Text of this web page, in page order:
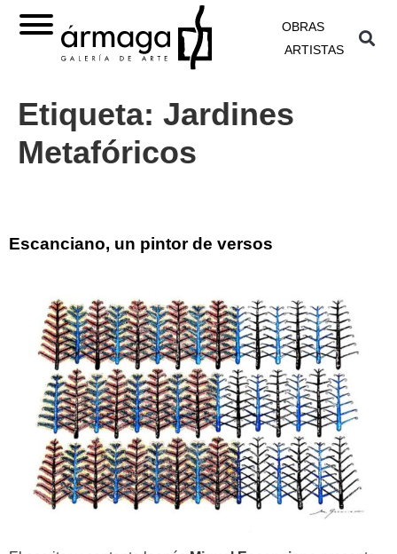
OBRAS
ARTISTAS
Etiqueta: Jardines
Metafóricos
Escanciano, un pintor de versos